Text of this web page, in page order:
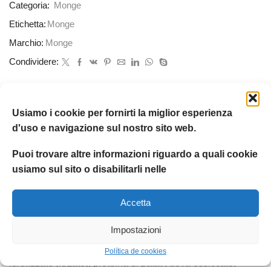
Usiamo i cookie per fornirti la miglior esperienza
d'uso e navigazione sul nostro sito web.
Puoi trovare altre informazioni riguardo a quali cookie
usiamo sul sito o disabilitarli nelle
Accetta
Impostazioni
Política de cookies
Categoria:
Monge
Etichetta: Monge
Marchio: Monge
Condividere:
DESCRIZIONE INFORMAZIONI AGGIUNTIVE
glucosamina e solfato di condroitina per il supporto delle
articolazioni e delle ossa e L-carnitina per il mantenimento
della massa muscolare.Senza coloranti e conservanti
artificiali aggiunti.Composizione:Pollo (disidratato 30%,
carne fresca 10%), riso, avena, polpa di barbabietola
essiccata, granoturco, grasso animale (olio di pollo
purificato al 99,5%), lievito di birra, proteine animali